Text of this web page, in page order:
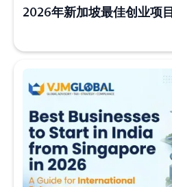
2026年新加坡最佳创业项目